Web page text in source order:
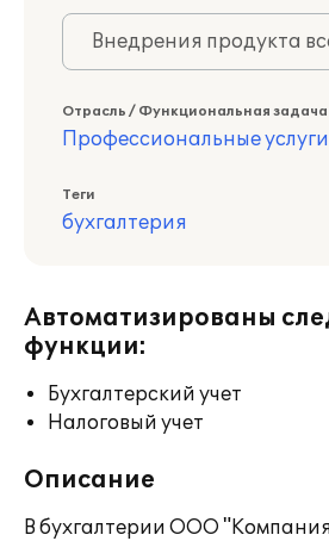
Внедрения продукта
Отрасль / Функциональная задача
Профессиональные услуги
Теги
бухгалтерия
Автоматизированы
функции:
Бухгалтерский учет
Налоговый учет
Описание
В бухгалтерии ООО